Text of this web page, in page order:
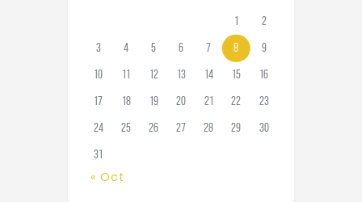
1 2
3 4 5 6 7 8 9
10 11 12 13 14 15 16
17 18 19 20 21 22 23
24 25 26 27 28 29 30
31
« Oct